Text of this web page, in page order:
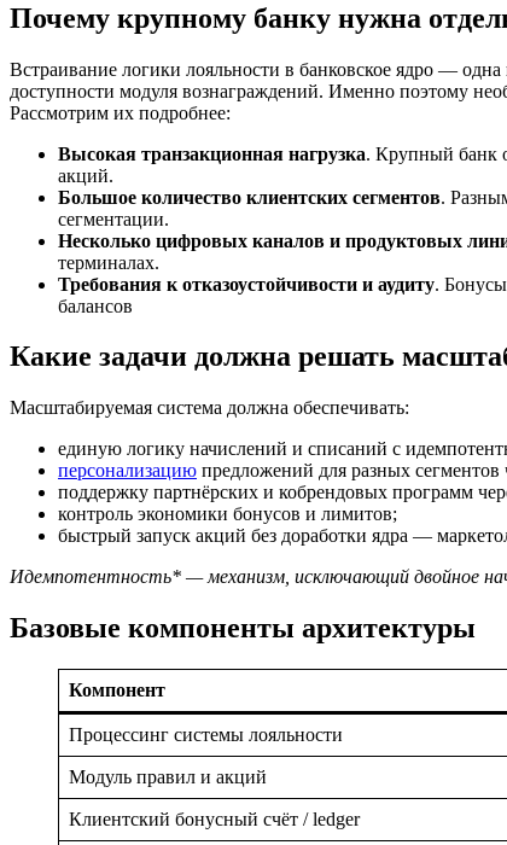
Почему крупному банку нужна
Встраивание логики лояльности в банковское ядро —
доступности модуля вознаграждений. Именно поэтому
Рассмотрим их подробнее:
Высокая транзакционная нагрузка. Крупный банк
акций.
Большое количество клиентских сегментов.
сегментации.
Несколько цифровых каналов и продуктовых
терминалах.
Требования к отказоустойчивости и аудиту.
балансов
Какие задачи должна решать
Масштабируемая система должна обеспечивать:
единую логику начислений и списаний с
персонализацию предложений для разных сегментов
поддержку партнёрских и кобрендовых программ
контроль экономики бонусов и лимитов;
быстрый запуск акций без доработки ядра —
Идемпотентность* — механизм, исключающий двойное
Базовые компоненты архитектуры
Компонент
Процессинг системы лояльности
Модуль правил и акций
Клиентский бонусный счёт / ledger